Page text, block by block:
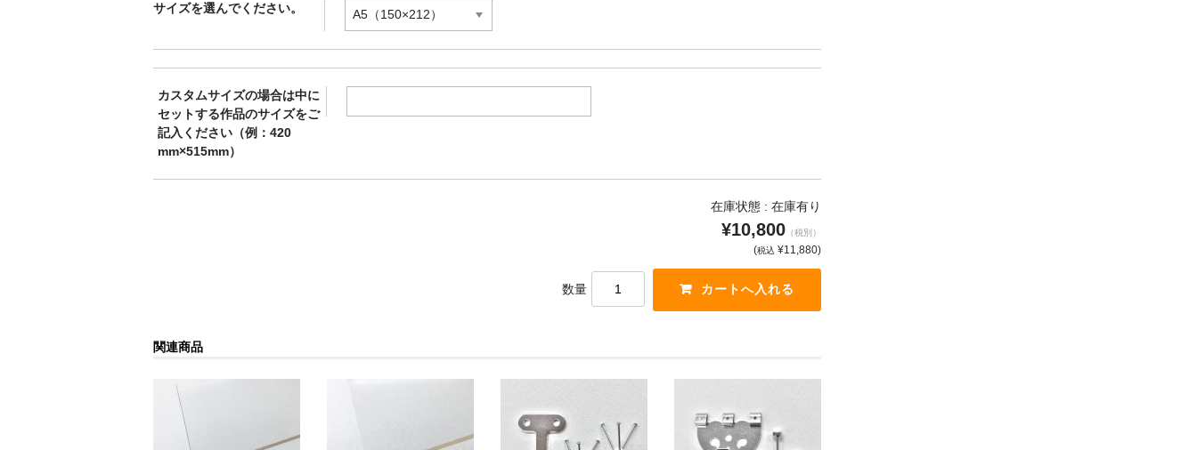
サイズを選んでください。
カスタムサイズの場合は中に
セットする作品のサイズをご
記入ください（例：420
mm×515mm）
在庫状態 : 在庫有り
¥10,800 （税別）
(税込 ¥11,880)
数量
関連商品